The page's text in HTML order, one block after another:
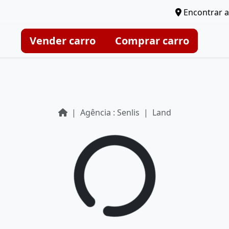
Encontrar
Vender carro Comprar carro
Agência : Senlis Land